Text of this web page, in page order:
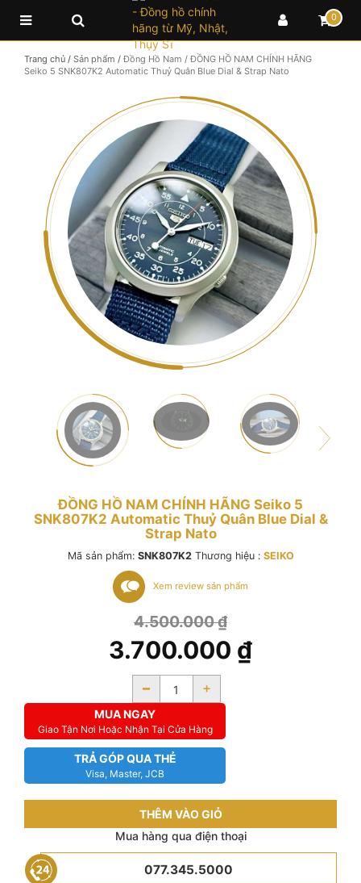
0
Trang chủ / Sản phẩm / Đồng Hồ Nam / ĐỒNG HỒ NAM CHÍNH HÃNG
Seiko 5 SNK807K2 Automatic Thuỷ Quân Blue Dial & Strap Nato
ĐỒNG HỒ NAM CHÍNH HÃNG Seiko 5
SNK807K2 Automatic Thuỷ Quân Blue Dial &
Strap Nato
Mã sản phẩm: SNK807K2 Thương hiệu : SEIKO
Xem review sản phẩm
4.500.000₫
3.700.000 ₫
- +
MUA NGAY
Giao Tận Nơi Hoặc Nhận Tại Cửa Hàng
TRẢ GÓP QUA THẺ
Visa, Master, JCB
THÊM VÀO GIỎ
Mua hàng qua điện thoại
077.345.5000